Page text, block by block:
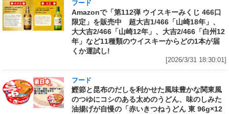
フード
Amazonで「第112弾 ウイスキーみくじ 466口
限定」を販売中 超大吉1/466「山崎18年」、
大大吉2/466「山崎12年」、大吉2/466「白州12
年」など11種類のウイスキーからどの1本が届
くか運試し!
[2026/3/31 18:30:01]
フード
鰹節と昆布のだしを利かせた風味豊かな関東風
のつゆにコシのある太めのうどん、味のしみた
油揚げが自慢の「赤いきつねうどん 東 96g×12